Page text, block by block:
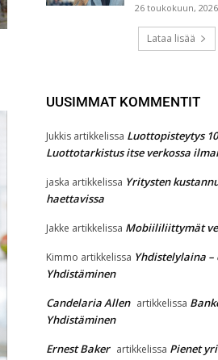
26 toukokuun, 2026
Lataa lisää
UUSIMMAT KOMMENTIT
Jukkis artikkelissa Luottopisteytys
Luottotarkistus itse verkossa
jaska artikkelissa Yritysten
haettavissa
Jakke artikkelissa Mobiililiittymät
Kimmo artikkelissa Yhdistelylaina
Yhdistäminen
Candelaria Allen artikkelissa
Yhdistäminen
Ernest Baker artikkelissa Pienet